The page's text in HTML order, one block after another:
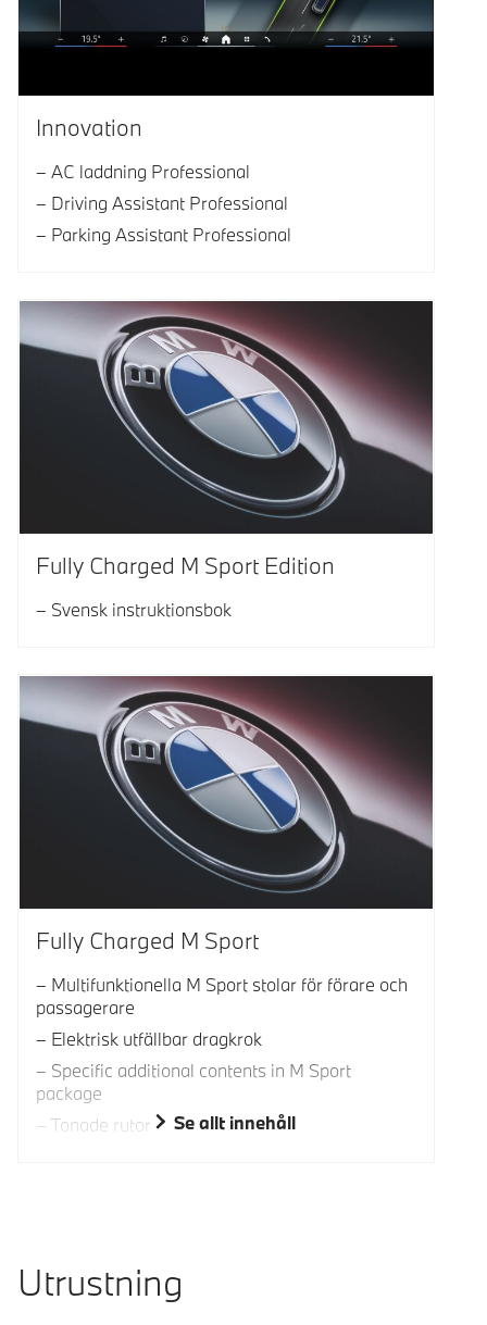
Innovation
AC laddning Professional
Driving Assistant Professional
Parking Assistant Professional
Fully Charged M Sport Edition
Svensk instruktionsbok
Fully Charged M Sport
Multifunktionella M Sport stolar för förare och
passagerare
Elektrisk utfällbar dragkrok
Specific additional contents in M Sport
package
Tonade rutor
Se allt innehåll
Utrustning